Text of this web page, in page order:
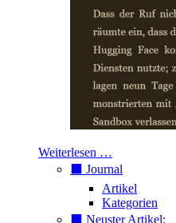
Weiterlesen …
⬛️ Journal
Artikel
Kategorien
⬛️ Neuster Artikel: